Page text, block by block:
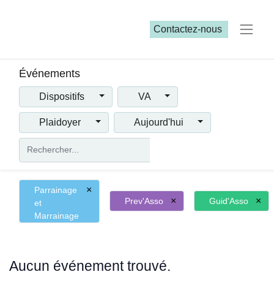
Contactez-nous​​
Événements
Dispositifs VA
Plaidoyer Aujourd'hui
Parrainage
et
Marrainage
×
Prev'Asso × Guid'Asso ×
Aucun événement trouvé.